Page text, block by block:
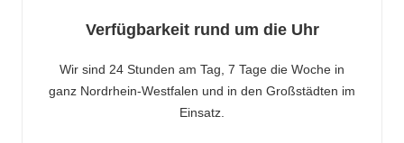
Verfügbarkeit rund um die Uhr
Wir sind 24 Stunden am Tag, 7 Tage die Woche in
ganz Nordrhein-Westfalen und in den Großstädten im
Einsatz.